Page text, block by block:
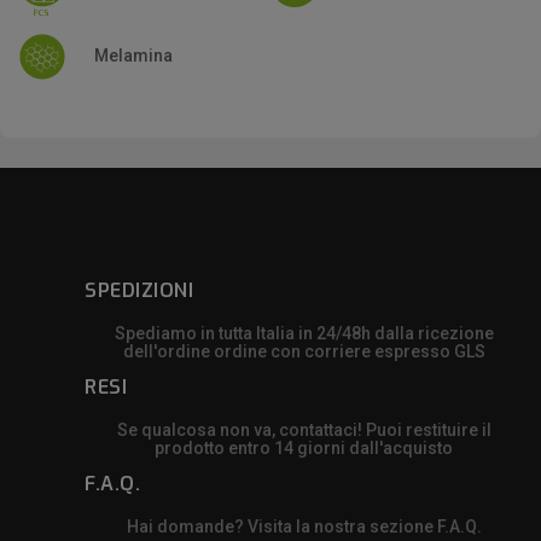
Melamina
SPEDIZIONI
Spediamo in tutta Italia in 24/48h dalla ricezione
dell'ordine ordine con corriere espresso GLS
RESI
Se qualcosa non va, contattaci! Puoi restituire il
prodotto entro 14 giorni dall'acquisto
F.A.Q.
Hai domande? Visita la nostra sezione F.A.Q.